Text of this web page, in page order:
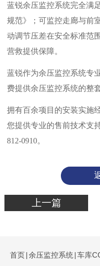
蓝锐余压监控系统完全满
规范》；可监控走廊与前
动调节压差在安全标准范
营救提供保障。
蓝锐作为余压监控系统专
费提供余压监控系统的整
拥有百余项目的安装实施
您提供专业的售前技术支
812-0910。
上一篇
首页|余压监控系统|车库